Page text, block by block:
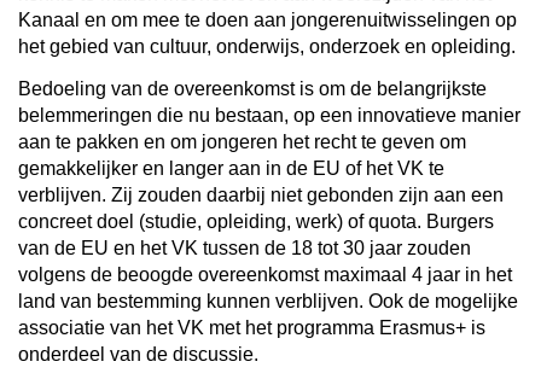
Kanaal en om mee te doen aan jongerenuitwisselingen op
het gebied van cultuur, onderwijs, onderzoek en opleiding.
Bedoeling van de overeenkomst is om de belangrijkste
belemmeringen die nu bestaan, op een innovatieve manier
aan te pakken en om jongeren het recht te geven om
gemakkelijker en langer aan in de EU of het VK te
verblijven. Zij zouden daarbij niet gebonden zijn aan een
concreet doel (studie, opleiding, werk) of quota. Burgers
van de EU en het VK tussen de 18 tot 30 jaar zouden
volgens de beoogde overeenkomst maximaal 4 jaar in het
land van bestemming kunnen verblijven. Ook de mogelijke
associatie van het VK met het programma Erasmus+ is
onderdeel van de discussie.